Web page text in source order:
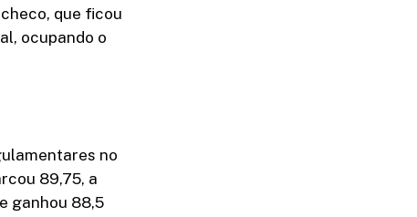
que ficou
ocupando o
no
89,75, a
ganhou 88,5